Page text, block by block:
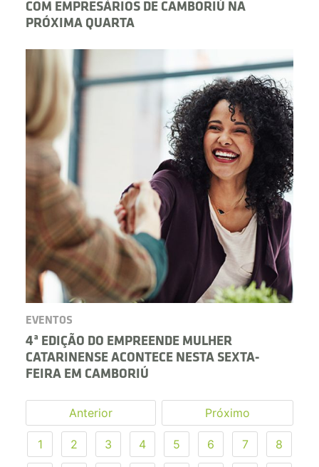
COM EMPRESÁRIOS DE CAMBORIÚ NA
PRÓXIMA QUARTA
EVENTOS
4ª EDIÇÃO DO EMPREENDE MULHER
CATARINENSE ACONTECE NESTA SEXTA-
FEIRA EM CAMBORIÚ
Anterior Próximo
1 2 3 4 5 6 7 8